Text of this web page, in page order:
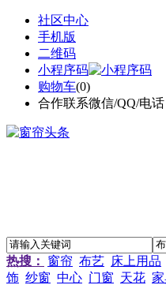
社区中心
手机版
二维码
小程序码
购物车(0)
合作联系微信/QQ/电话
热搜： 窗帘 布艺 床上用品
饰 纱窗 中心 门窗 天花